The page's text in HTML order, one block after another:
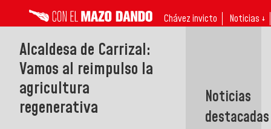
Chávez invicto Noticias ↓
Alcaldesa de Carrizal:
Vamos al reimpulso la
agricultura
regenerativa
Noticias
destacadas